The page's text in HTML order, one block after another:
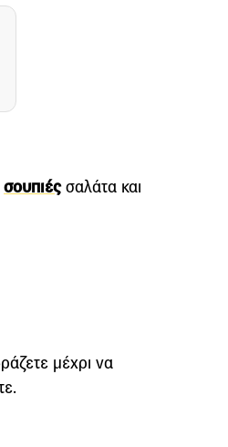
σουπιέςσαλάτα και
μέχρι να